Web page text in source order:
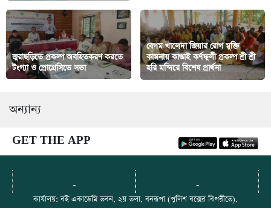
জুরাছড়িতে প্রকল্প অবহিতকরণ করতে
টংগ্যা ও প্রোগ্রেসিভে সভা
বেগম খালেদা জিয়ার রোগ মুক্তি
কামনায় কাপ্তাই কর্ণফুলী প্রকল্প শ্রী শ্রী
হরি মন্দিরে বিশেষ প্রার্থনা
অন্যান্য
GET THE APP
- -
কার্যালয়: বই একাডেমি ভবন, ২য় তলা, বনরূপা (পুলিশ বক্সের বিপরীতে),